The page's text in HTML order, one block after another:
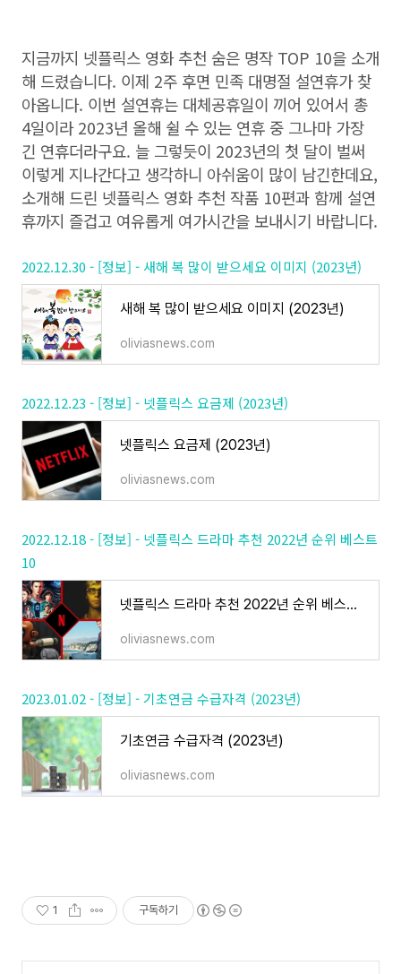
지금까지 넷플릭스 영화 추천 숨은 명작 TOP 10을 소개
해 드렸습니다. 이제 2주 후면 민족 대명절 설연휴가 찾
아옵니다. 이번 설연휴는 대체공휴일이 끼어 있어서 총
4일이라 2023년 올해 쉴 수 있는 연휴 중 그나마 가장
긴 연휴더라구요. 늘 그렇듯이 2023년의 첫 달이 벌써
이렇게 지나간다고 생각하니 아쉬움이 많이 남긴한데요,
소개해 드린 넷플릭스 영화 추천 작품 10편과 함께 설연
휴까지 즐겁고 여유롭게 여가시간을 보내시기 바랍니다.
2022.12.30 - [정보] - 새해 복 많이 받으세요 이미지 (2023년)
새해 복 많이 받으세요 이미지 (2023년)
oliviasnews.com
2022.12.23 - [정보] - 넷플릭스 요금제 (2023년)
넷플릭스 요금제 (2023년)
oliviasnews.com
2022.12.18 - [정보] - 넷플릭스 드라마 추천 2022년 순위 베스트
10
넷플릭스 드라마 추천 2022년 순위 베스트10
oliviasnews.com
2023.01.02 - [정보] - 기초연금 수급자격 (2023년)
기초연금 수급자격 (2023년)
oliviasnews.com
1 구독하기